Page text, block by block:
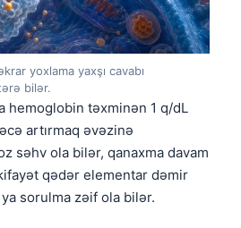
yoxlama yaxşı cavabı
bilər.
hemoglobin təxminən 1 q/dL
artırmaq əvəzinə
səhv ola bilər, qanaxma davam
qədər elementar dəmir
sorulma zəif ola bilər.